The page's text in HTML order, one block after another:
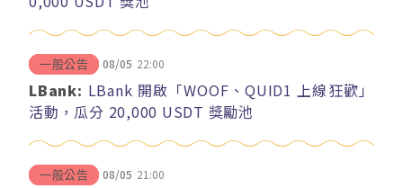
一般公告 08/05 22:00
LBank: LBank 開啟「WOOF、QUID1 上線狂歡」
活動，瓜分 20,000 USDT 獎勵池
一般公告 08/05 21:00